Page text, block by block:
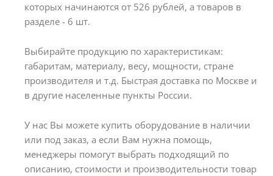
которых начинаются от 526 рублей, а товаров в
разделе - 6 шт.
Выбирайте продукцию по характеристикам:
габаритам, материалу, весу, мощности, стране
производителя и т.д. Быстрая доставка по Москве и
в другие населенные пункты России.
У нас Вы можете купить оборудование в наличии
или под заказ, а если Вам нужна помощь,
менеджеры помогут выбрать подходящий по
описанию, стоимости и производительности товар